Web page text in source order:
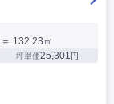
＝ 132.23㎡
坪単価25,301円